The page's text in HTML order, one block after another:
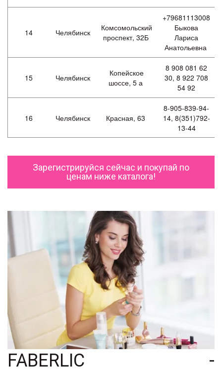
14 Челябинск
Комсомольский
проспект, 32Б
+79681113008
Быкова
Лариса
Анатольевна
15 Челябинск
Копейское
шоссе, 5 а
8 908 081 62
30, 8 922 708
54 92
16 Челябинск Красная, 63
8-905-839-94-
14, 8(351)792-
13-44
Зарегистрируйся сейчас и покупай по
ценам ниже каталога!
FABERLIC -